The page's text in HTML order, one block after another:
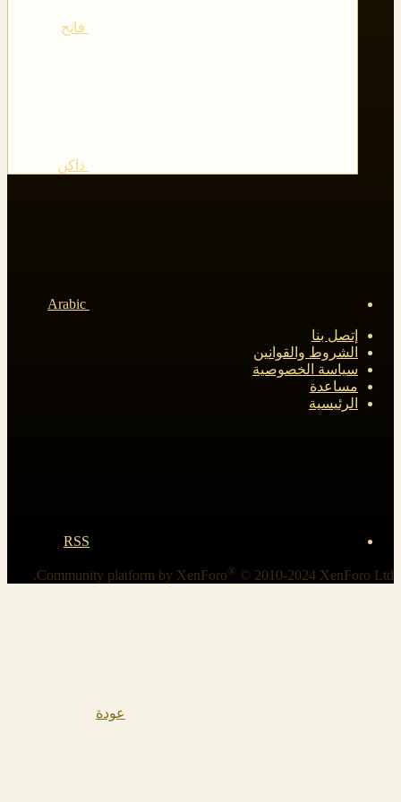
فاتح
داكن
إتصل بنا
الشروط والقوانين
سياسة الخصوصية
مساعدة
الرئيسية
RSS
Community platform by XenForo® © 2010-2024 XenForo Ltd.
عودة